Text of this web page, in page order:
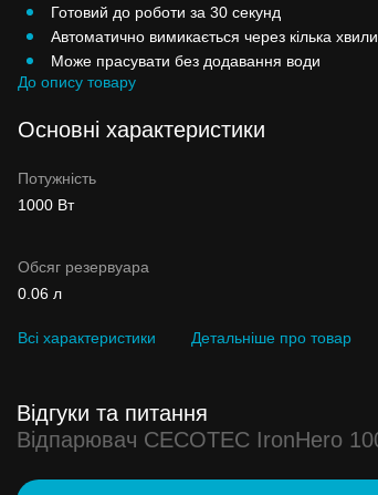
Готовий до роботи за 30 секунд
Автоматично вимикається через кілька
Може прасувати без додавання води
До опису товару
Основні характеристики
Потужність
1000 Вт
Обсяг резервуара
0.06 л
Всі характеристики Детальніше про товар
Відгуки та питання
Відпарювач CECOTEC IronHero